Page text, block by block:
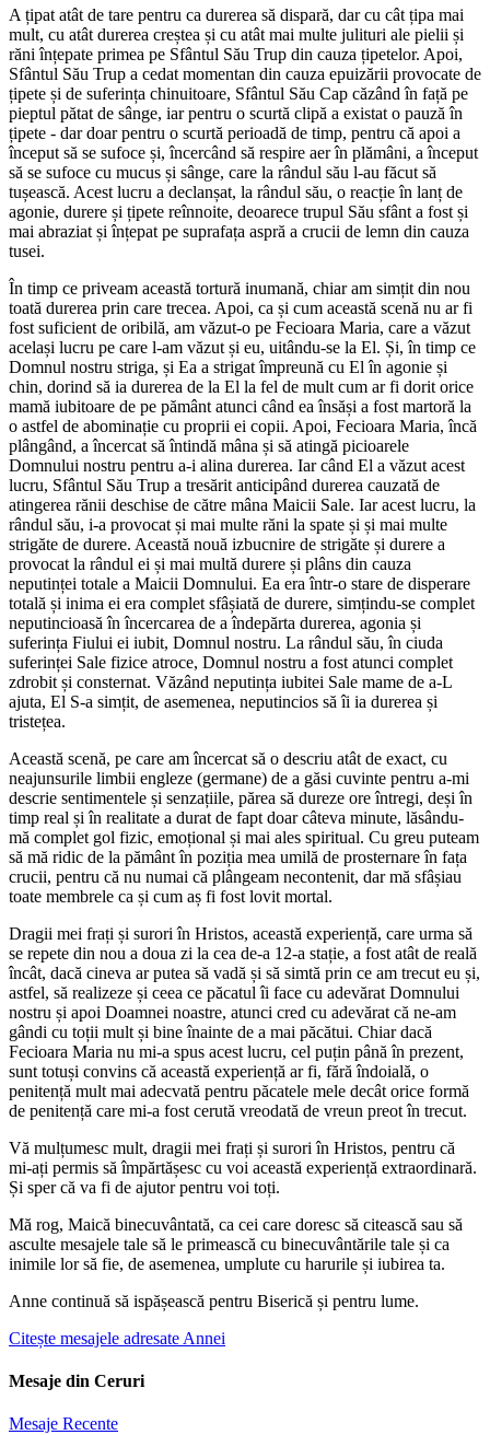
A țipat atât de tare pentru ca durerea să dispară, dar cu cât țipa mai
mult, cu atât durerea creștea și cu atât mai multe julituri ale pielii și
răni înțepate primea pe Sfântul Său Trup din cauza țipetelor. Apoi,
Sfântul Său Trup a cedat momentan din cauza epuizării provocate de
țipete și de suferința chinuitoare, Sfântul Său Cap căzând în față pe
pieptul pătat de sânge, iar pentru o scurtă clipă a existat o pauză în
țipete - dar doar pentru o scurtă perioadă de timp, pentru că apoi a
început să se sufoce și, încercând să respire aer în plămâni, a început
să se sufoce cu mucus și sânge, care la rândul său l-au făcut să
tușească. Acest lucru a declanșat, la rândul său, o reacție în lanț de
agonie, durere și țipete reînnoite, deoarece trupul Său sfânt a fost și
mai abraziat și înțepat pe suprafața aspră a crucii de lemn din cauza
tusei.
În timp ce priveam această tortură inumană, chiar am simțit din nou
toată durerea prin care trecea. Apoi, ca și cum această scenă nu ar fi
fost suficient de oribilă, am văzut-o pe Fecioara Maria, care a văzut
același lucru pe care l-am văzut și eu, uitându-se la El. Și, în timp ce
Domnul nostru striga, și Ea a strigat împreună cu El în agonie și
chin, dorind să ia durerea de la El la fel de mult cum ar fi dorit orice
mamă iubitoare de pe pământ atunci când ea însăși a fost martoră la
o astfel de abominație cu proprii ei copii. Apoi, Fecioara Maria, încă
plângând, a încercat să întindă mâna și să atingă picioarele
Domnului nostru pentru a-i alina durerea. Iar când El a văzut acest
lucru, Sfântul Său Trup a tresărit anticipând durerea cauzată de
atingerea rănii deschise de către mâna Maicii Sale. Iar acest lucru, la
rândul său, i-a provocat și mai multe răni la spate și și mai multe
strigăte de durere. Această nouă izbucnire de strigăte și durere a
provocat la rândul ei și mai multă durere și plâns din cauza
neputinței totale a Maicii Domnului. Ea era într-o stare de disperare
totală și inima ei era complet sfâșiată de durere, simțindu-se complet
neputincioasă în încercarea de a îndepărta durerea, agonia și
suferința Fiului ei iubit, Domnul nostru. La rândul său, în ciuda
suferinței Sale fizice atroce, Domnul nostru a fost atunci complet
zdrobit și consternat. Văzând neputința iubitei Sale mame de a-L
ajuta, El S-a simțit, de asemenea, neputincios să îi ia durerea și
tristețea.
Această scenă, pe care am încercat să o descriu atât de exact, cu
neajunsurile limbii engleze (germane) de a găsi cuvinte pentru a-mi
descrie sentimentele și senzațiile, părea să dureze ore întregi, deși în
timp real și în realitate a durat de fapt doar câteva minute, lăsându-
mă complet gol fizic, emoțional și mai ales spiritual. Cu greu puteam
să mă ridic de la pământ în poziția mea umilă de prosternare în fața
crucii, pentru că nu numai că plângeam necontenit, dar mă sfâșiau
toate membrele ca și cum aș fi fost lovit mortal.
Dragii mei frați și surori în Hristos, această experiență, care urma să
se repete din nou a doua zi la cea de-a 12-a stație, a fost atât de reală
încât, dacă cineva ar putea să vadă și să simtă prin ce am trecut eu și,
astfel, să realizeze și ceea ce păcatul îi face cu adevărat Domnului
nostru și apoi Doamnei noastre, atunci cred cu adevărat că ne-am
gândi cu toții mult și bine înainte de a mai păcătui. Chiar dacă
Fecioara Maria nu mi-a spus acest lucru, cel puțin până în prezent,
sunt totuși convins că această experiență ar fi, fără îndoială, o
penitență mult mai adecvată pentru păcatele mele decât orice formă
de penitență care mi-a fost cerută vreodată de vreun preot în trecut.
Vă mulțumesc mult, dragii mei frați și surori în Hristos, pentru că
mi-ați permis să împărtășesc cu voi această experiență extraordinară.
Și sper că va fi de ajutor pentru voi toți.
Mă rog, Maică binecuvântată, ca cei care doresc să citească sau să
asculte mesajele tale să le primească cu binecuvântările tale și ca
inimile lor să fie, de asemenea, umplute cu harurile și iubirea ta.
Anne continuă să ispășească pentru Biserică și pentru lume.
Citește mesajele adresate Annei
Mesaje din Ceruri
Mesaje Recente